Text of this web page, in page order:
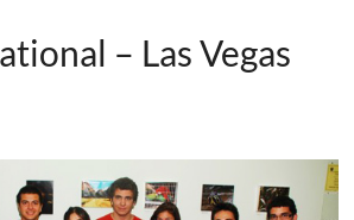
– Las Vegas